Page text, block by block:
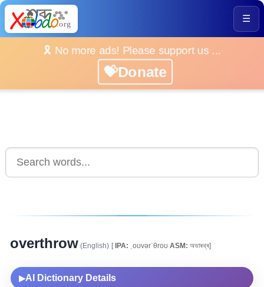
☰
🎗️ No more ads! Please support us ...
💝Donate
overthrow (English) [IPA: ˌoʊvərˈθroʊ ASM: অভাৰথ্ৰ]
▶AI Dictionary Details